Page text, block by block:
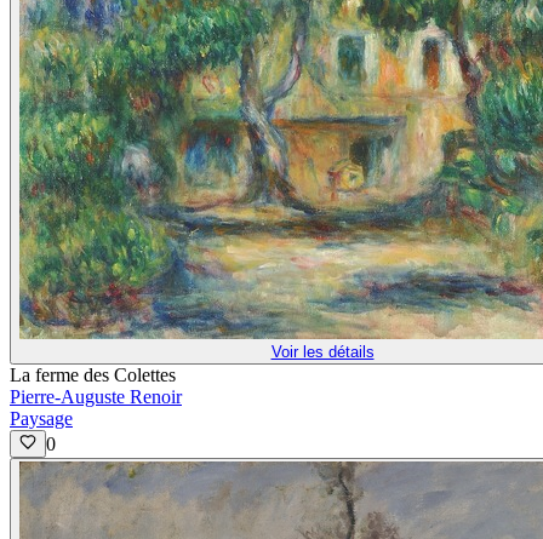
Voir les détails
La ferme des Colettes
Pierre-Auguste Renoir
Paysage
0